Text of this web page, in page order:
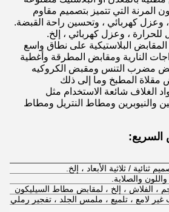
المرنة التي تتميز بتصميم مقاوم
وعزل كهربائي ، وتحسين راحة القبضة.
للحرارة ، وعزل كهربائي ، إلخ.
البلاستيكية على نطاق واسع
النارية ومقابض المطرقة وأغطية
مضرب التنس ومقبض الكروكيه
المطبخ وما إلى ذلك
الغلاف شائعة الاستخدام مثل
والنيوبرين ومطاط النتريل ومطاط
السريع:
/ ثلاثية الأبعاد ، إلخ.
والصلابة.
، الفلاش ، إلخ ، لمقابض مطاط السيليكون
لامع ، تلميع ، ملمس الجلد ، تفجير رملي ،